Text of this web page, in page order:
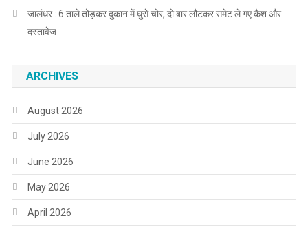
जालंधर : 6 ताले तोड़कर दुकान में घुसे चोर, दो बार लौटकर समेट ले गए कैश और
दस्तावेज
ARCHIVES
August 2026
July 2026
June 2026
May 2026
April 2026